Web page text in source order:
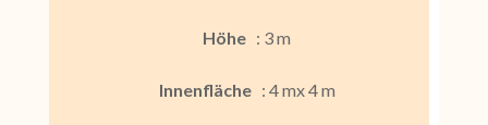
Höhe : 3 m
Innenfläche: 4 mx 4 m